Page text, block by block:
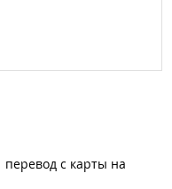
перевод с карты на